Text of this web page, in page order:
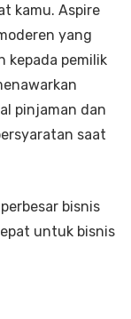
kamu. Aspire
yang
kepada pemilik
pinjaman dan
saat
bisnis
untuk bisnis